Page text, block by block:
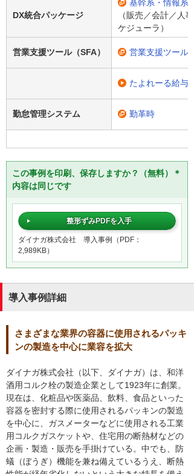
DX統合パッケージ
基幹系・情報系
（販売／会計／人
ケジューラ）
営業支援ツール（SFA） 営業支援ツール
たよれーる給与
勤怠管理システム 勤革時
この事例を印刷、保存しますか？（無料）＊
内容は同じです
整形ずみPDFを入手
ダイナガ株式会社 導入事例（PDF：
2,989KB）
導入事例詳細
さまざまな業界の容器に使用されるパッキ
ンの製造を中心に業容を拡大
ダイナガ株式会社（以下、ダイナガ）は、和洋
酒用コルク栓の製造企業として1923年に創業。
現在は、化粧品や医薬品、飲料、食品といった
容器を密封する際に使用されるパッキンの製造
を中心に、ガスメーターなどに使用される工業
用コルクガスケットや、住宅用の断熱材などの
企画・製造・販売を手掛けている。中でも、防
蟻（ぼうぎ）機能を兼ね備えているうえ、断熱